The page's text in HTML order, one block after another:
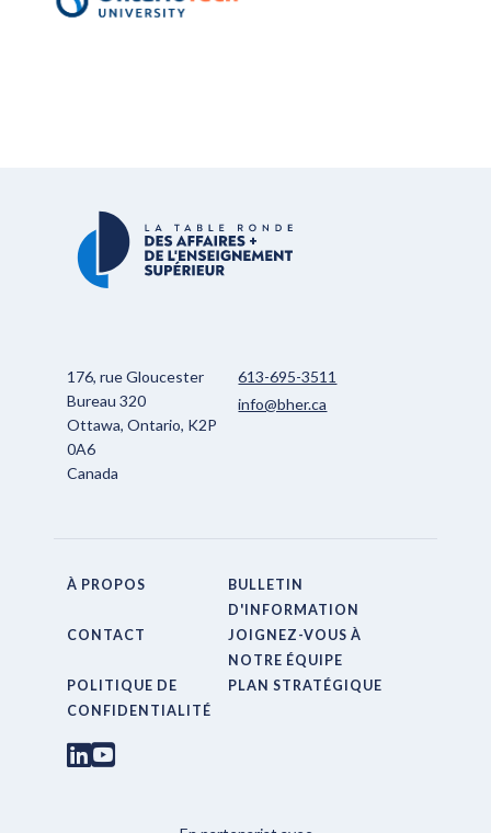
176, rue Gloucester
Bureau 320
Ottawa, Ontario, K2P
0A6
Canada
613-695-3511
info@bher.ca
À PROPOS
BULLETIN
D'INFORMATION
CONTACT
JOIGNEZ-VOUS À
NOTRE ÉQUIPE
POLITIQUE DE
CONFIDENTIALITÉ
PLAN STRATÉGIQUE